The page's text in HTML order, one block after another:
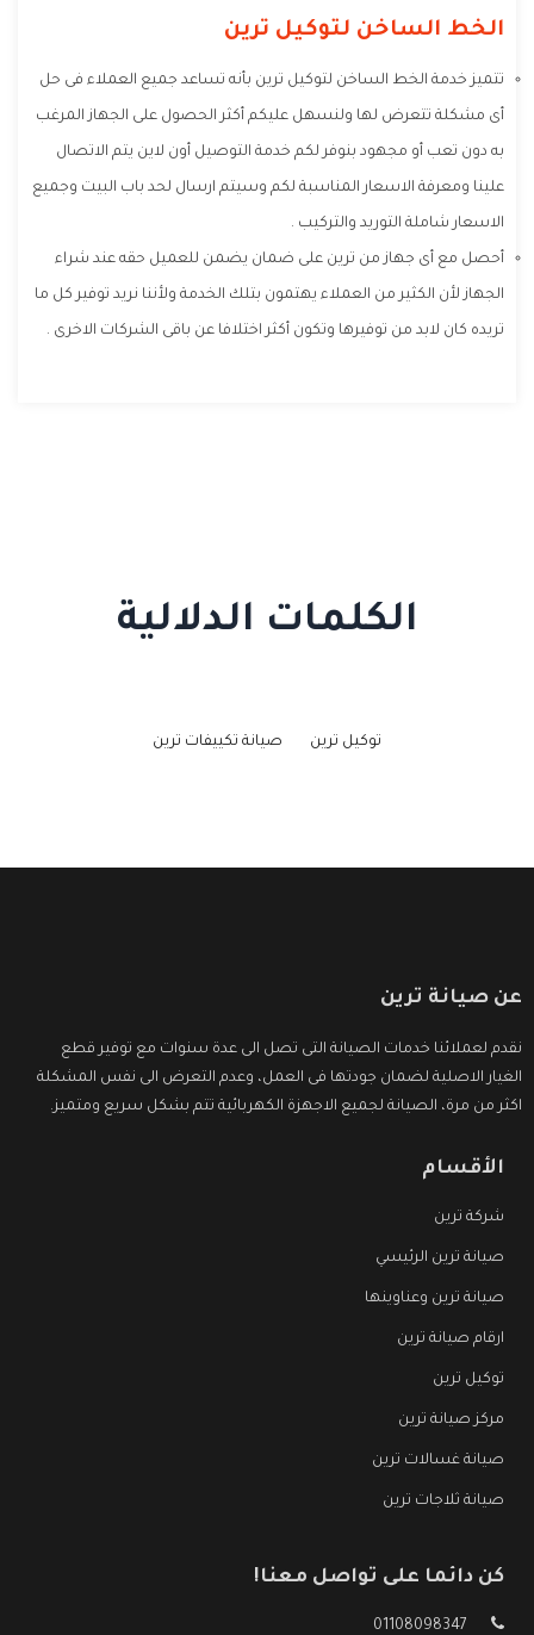
الخط الساخن لتوكيل ترين
تتميز خدمة الخط الساخن لتوكيل ترين بأنه تساعد جميع العملاء فى حل
أى مشكلة تتعرض لها ولنسهل عليكم أكثر الحصول على الجهاز المرغب
به دون تعب أو مجهود بنوفر لكم خدمة التوصيل أون لاين يتم الاتصال
علينا ومعرفة الاسعار المناسبة لكم وسيتم ارسال لحد باب البيت وجميع
الاسعار شاملة التوريد والتركيب .
أحصل مع أى جهاز من ترين على ضمان يضمن للعميل حقه عند شراء
الجهاز لأن الكثير من العملاء يهتمون بتلك الخدمة ولأننا نريد توفير كل ما
تريده كان لابد من توفيرها وتكون أكثر اختلافا عن باقى الشركات الاخرى .
الكلمات الدلالية
توكيل ترين صيانة تكييفات ترين
عن صيانة ترين
نقدم لعملائنا خدمات الصيانة التى تصل الى عدة سنوات مع توفير قطع
الغيار الاصلية لضمان جودتها فى العمل، وعدم التعرض الى نفس المشكلة
اكثر من مرة، الصيانة لجميع الاجهزة الكهربائية تتم بشكل سريع ومتميز.
الأقسام
شركة ترين
صيانة ترين الرئيسي
صيانة ترين وعناوينها
ارقام صيانة ترين
توكيل ترين
مركز صيانة ترين
صيانة غسالات ترين
صيانة ثلاجات ترين
كن دائما على تواصل معنا!
01108098347